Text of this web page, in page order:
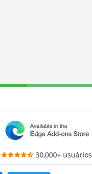
30,000+ usuários